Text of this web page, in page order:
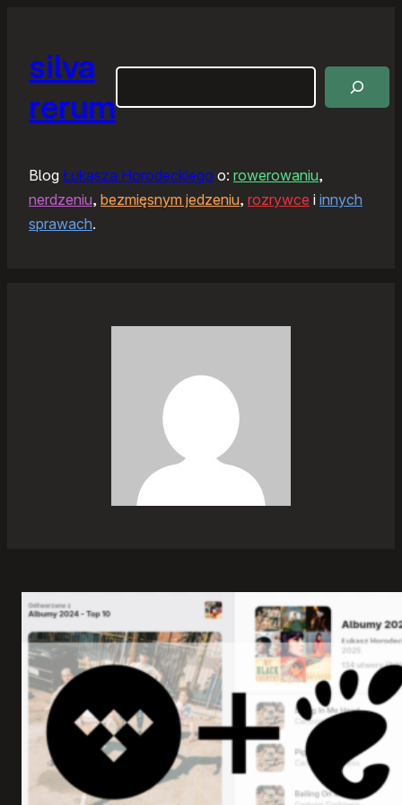
silva
rerum
Blog Łukasza Horodeckiego o: rowerowaniu,
nerdzeniu, bezmięsnym jedzeniu, rozrywce i innych
sprawach.